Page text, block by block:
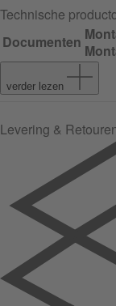
Technische
Documenten
verder lezen
Levering &